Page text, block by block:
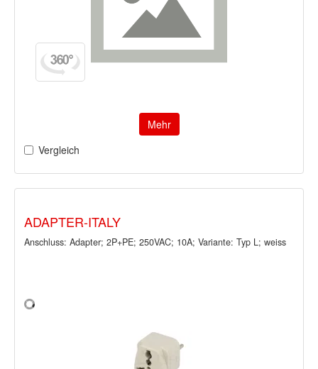
Mehr
Vergleich
ADAPTER-ITALY
Anschluss: Adapter; 2P+PE; 250VAC; 10A; Variante: Typ L; weiss